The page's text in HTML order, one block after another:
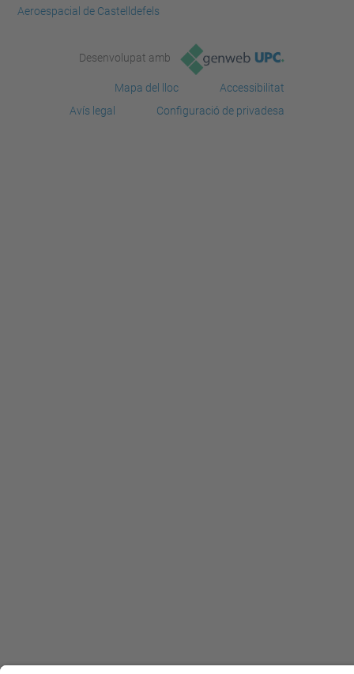
Aeroespacial de Castelldefels
Desenvolupat amb
Mapa del lloc
Accessibilitat
Avís legal
Configuració de privadesa